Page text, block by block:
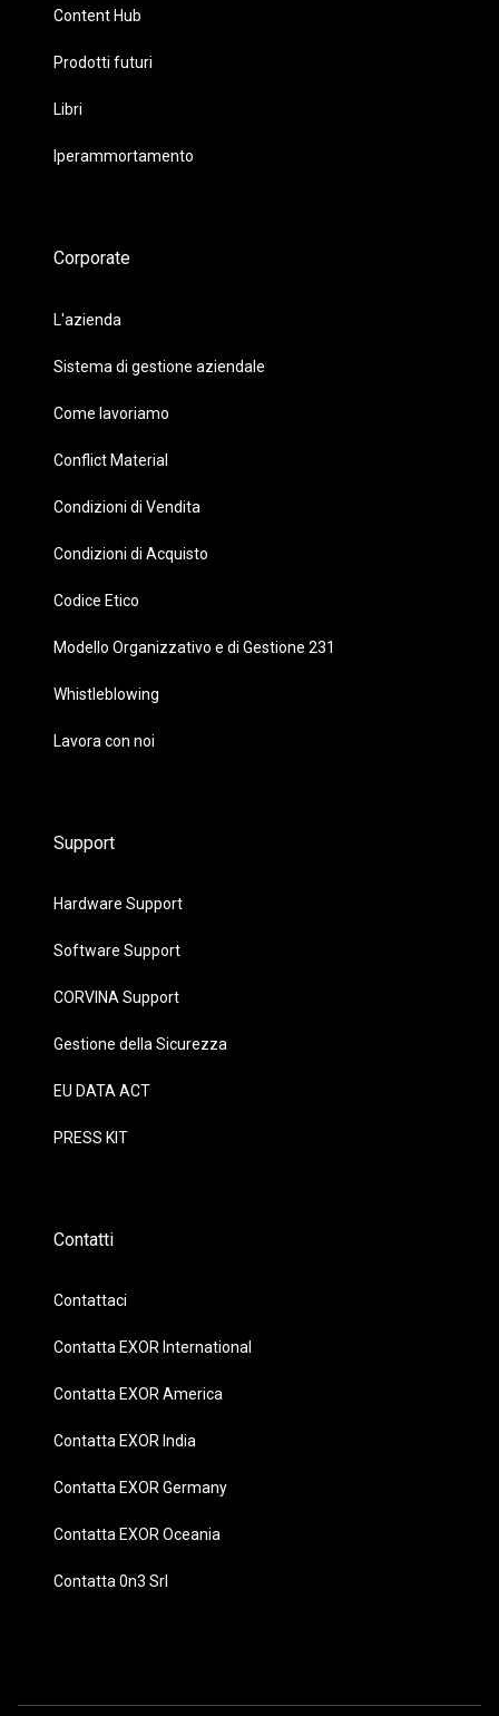
Content Hub
Prodotti futuri
Libri
Iperammortamento
Corporate
L'azienda
Sistema di gestione aziendale
Come lavoriamo
Conflict Material
Condizioni di Vendita
Condizioni di Acquisto
Codice Etico
Modello Organizzativo e di Gestione 231
Whistleblowing
Lavora con noi
Support
Hardware Support
Software Support
CORVINA Support
Gestione della Sicurezza
EU DATA ACT
PRESS KIT
Contatti
Contattaci
Contatta EXOR International
Contatta EXOR America
Contatta EXOR India
Contatta EXOR Germany
Contatta EXOR Oceania
Contatta 0n3 Srl